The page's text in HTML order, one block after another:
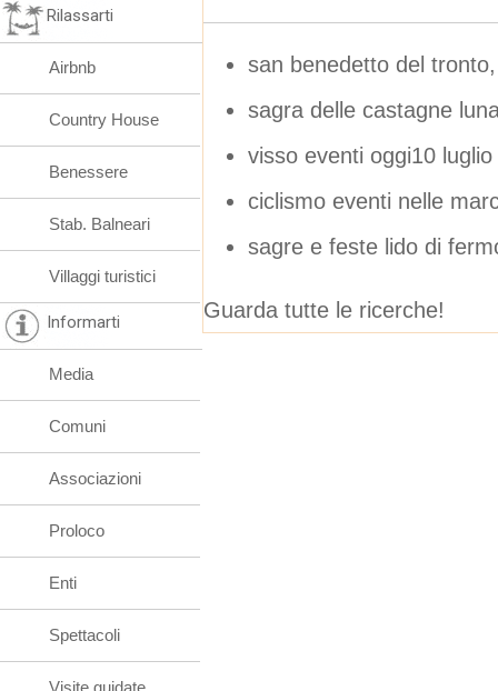
san benedetto del
sagra delle castagne
visso eventi oggi10
ciclismo eventi nelle
sagre e feste lido di
Guarda tutte le ricerche!
Rilassarti
Airbnb
Country House
Benessere
Stab. Balneari
Villaggi turistici
Informarti
Media
Comuni
Associazioni
Proloco
Enti
Spettacoli
Visite guidate